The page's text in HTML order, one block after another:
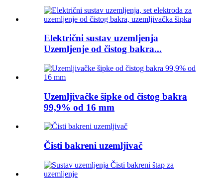
Električni sustav uzemljenja
Uzemljenje od čistog bakra...
Uzemljivačke šipke od čistog bakra
99,9% od 16 mm
Čisti bakreni uzemljivač